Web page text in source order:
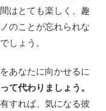
はとても楽しく、趣
のことが忘れられな
しょう。
あなたに向かせるに
て代わりましょう。
すれば、気になる彼